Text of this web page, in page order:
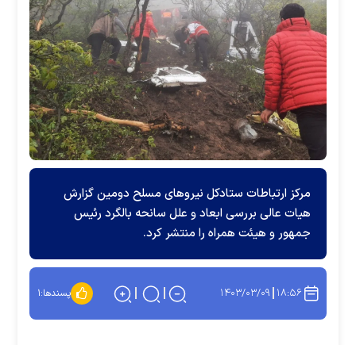
مرکز ارتباطات ستادکل نیرو‌های مسلح دومین گزارش
هیات عالی بررسی ابعاد و علل سانحه بالگرد رئیس
جمهور و هیئت همراه را منتشر کرد.
۱۸:۵۶ ۱۴۰۳/۰۳/۰۹ پسندها:۱